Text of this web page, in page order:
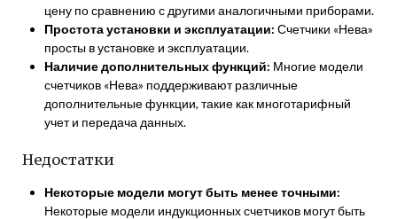
цену по сравнению с другими аналогичными приборами.
Простота установки и эксплуатации: Счетчики «Нева»
просты в установке и эксплуатации.
Наличие дополнительных функций: Многие модели
счетчиков «Нева» поддерживают различные
дополнительные функции, такие как многотарифный
учет и передача данных.
Недостатки
Некоторые модели могут быть менее точными:
Некоторые модели индукционных счетчиков могут быть